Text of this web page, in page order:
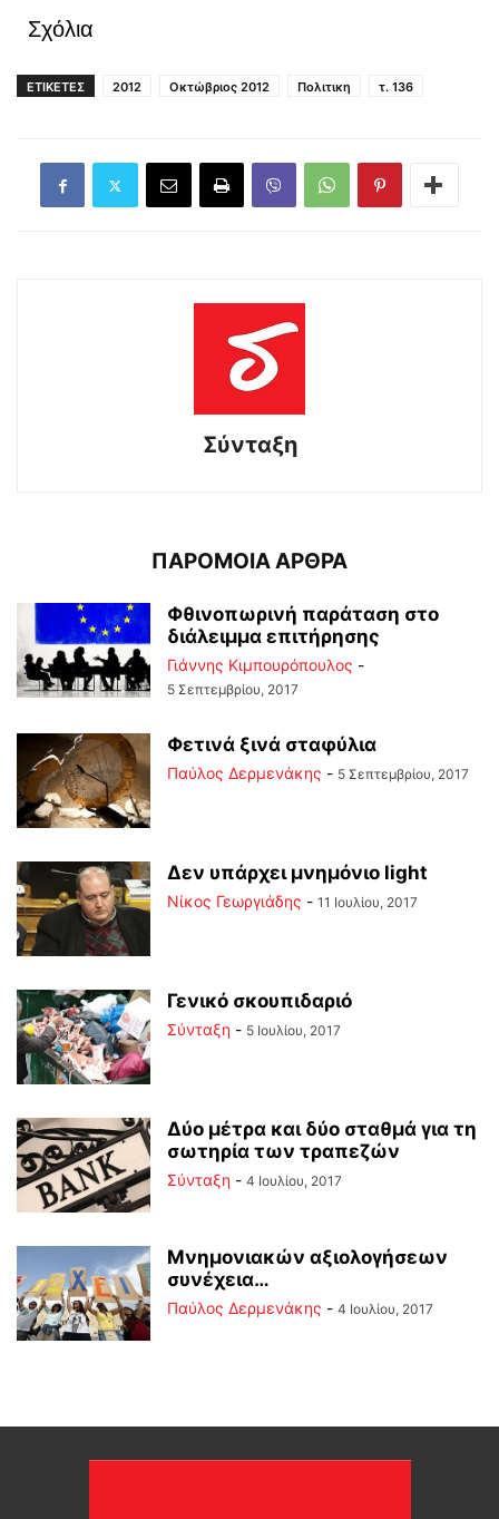
Σχόλια
ΕΤΙΚΕΤΕΣ 2012 Οκτώβριος 2012 Πολιτικη τ. 136
Σύνταξη
ΠΑΡΟΜΟΙΑ ΑΡΘΡΑ
Φθινοπωρινή παράταση στο
διάλειμμα επιτήρησης
Γιάννης Κιμπουρόπουλος -
5 Σεπτεμβρίου, 2017
Φετινά ξινά σταφύλια
Παύλος Δερμενάκης - 5 Σεπτεμβρίου, 2017
Δεν υπάρχει μνημόνιο light
Νίκος Γεωργιάδης - 11 Ιουλίου, 2017
Γενικό σκουπιδαριό
Σύνταξη - 5 Ιουλίου, 2017
Δύο μέτρα και δύο σταθμά για τη
σωτηρία των τραπεζών
Σύνταξη - 4 Ιουλίου, 2017
Μνημονιακών αξιολογήσεων
συνέχεια…
Παύλος Δερμενάκης - 4 Ιουλίου, 2017